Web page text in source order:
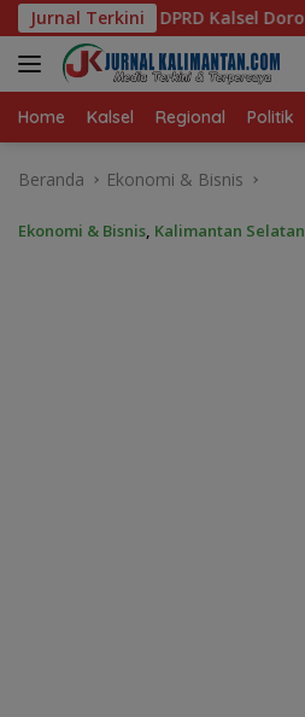
Langsung
ke
konten
Jurnal Terkini
Pembenahan AMKS Hasanuddin
Home Kalsel Regional Politik
Beranda Ekonomi & Bisnis
Ekonomi & Bisnis, Kalimantan Selatan